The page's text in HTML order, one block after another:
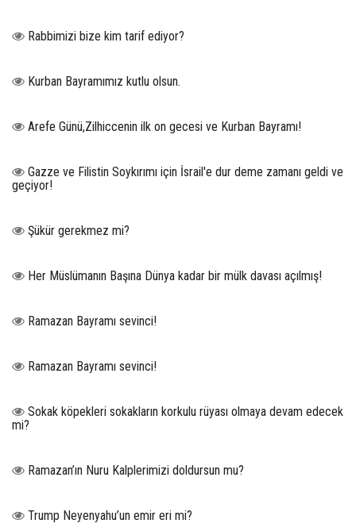
Rabbimizi bize kim tarif ediyor?
Kurban Bayramımız kutlu olsun.
Arefe Günü,Zilhiccenin ilk on gecesi ve Kurban Bayramı!
Gazze ve Filistin Soykırımı için İsrail'e dur deme zamanı geldi ve
geçiyor!
Şükür gerekmez mi?
Her Müslümanın Başına Dünya kadar bir mülk davası açılmış!
Ramazan Bayramı sevinci!
Ramazan Bayramı sevinci!
Sokak köpekleri sokakların korkulu rüyası olmaya devam edecek
mi?
Ramazan’ın Nuru Kalplerimizi doldursun mu?
Trump Neyenyahu’un emir eri mi?